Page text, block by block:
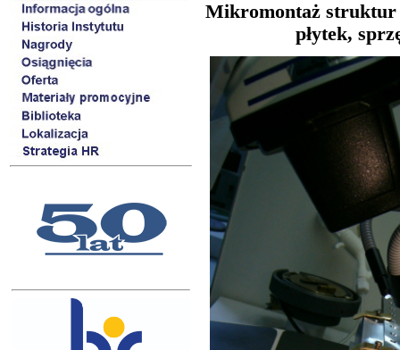
Mikromontaż struktur
płytek,